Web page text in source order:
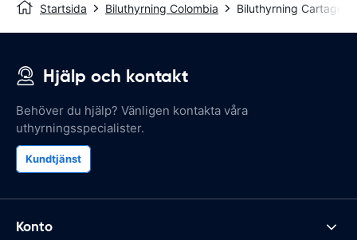
Startsida Biluthyrning Colombia Biluthyrning Cartagena
Hjälp och kontakt
Behöver du hjälp? Vänligen kontakta våra
uthyrningsspecialister.
Kundtjänst
Konto